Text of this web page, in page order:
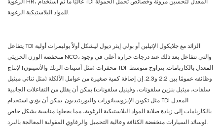
للمواد البلاستيكية الرغوية.
يتفاعل TDI الزائد مع جلايكول الإثيلين أو بولي إيثر ديول ليشكل أولاً بوليمرات أولية
منخفضة الوزن الجزيئي NCO، والتي تتفاعل بعد ذلك عند درجات حرارة أعلى في وجود
محفزات (مثل أسيتات الزنك والأسيتون) لإنتاج TDI المعدل بالكاربامات. يتراوح متوسط ​​
وظائفه عمومًا بين 2.2 و2.3. إن إضافة كمية صغيرة من عوامل الألكلة (مثل ثنائي ميثيل
سلفات، ميثيل بنزين سلفونات، وفينيل سلفونات) يمكن أن يقلل من التفاعلات الجانبية
مثل تكوين الإيزوسيانورات واليوريتيديون. يمكن أن يؤدي استخدام TDI المعدل
بالكاربامات إلى زيادة صلابة المواد البلاستيكية الرغوية، مما يجعلها مناسبة بشكل خاص
لوسائد السيارات منخفضة الكثافة وعالية التحميل والرغاوي المقولبة المعالجة بالبرد.